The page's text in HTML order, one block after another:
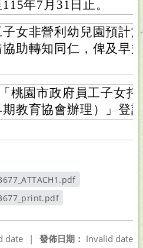
年7月31日止。
子女非營利幼兒園預計
助轉知同仁，俾及早
桃園市政府員工子女
教育協會辦理）」登
新視窗
發佈日期： Invalid date
date |